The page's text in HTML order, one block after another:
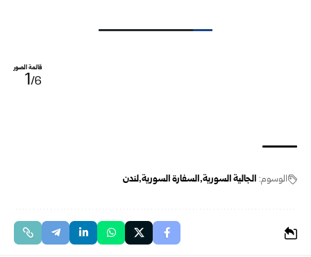
قائمة الصور
1/6
الوسوم: الجالية السورية السفارة السورية لندن